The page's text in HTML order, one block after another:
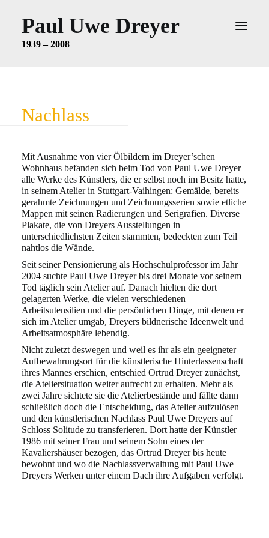
Paul Uwe Dreyer
1939 – 2008
KÜNSTLER
UMFANG
AUFGABEN
WISSENSCHAFTLICHE
BEARBEITERIN
KONTAKT
WERKVERZEICHNIS
Nachlass
Mit Ausnahme von vier Ölbildern im Dreyer’schen
Wohnhaus befanden sich beim Tod von Paul Uwe Dreyer
alle Werke des Künstlers, die er selbst noch im Besitz hatte,
in seinem Atelierin Stuttgart-Vaihingen: Gemälde, bereits
gerahmte Zeichnungen und Zeichnungsserien sowie etliche
Mappen mit seinen Radierungen und Serigrafien. Diverse
Plakate, die von Dreyers Ausstellungen in
unterschiedlichsten Zeiten stammten, bedeckten zum Teil
nahtlos die Wände.
Seit seiner Pensionierung als Hochschulprofessor im Jahr
2004 suchte Paul Uwe Dreyer bis drei Monate vor seinem
Tod täglich sein Atelier auf. Danach hielten die dort
gelagerten Werke, die vielen verschiedenen
Arbeitsutensilien und die persönlichen Dinge, mit denen er
sich im Atelier umgab, Dreyers bildnerische Ideenwelt und
Arbeitsatmosphäre lebendig.
Nicht zuletzt deswegen und weil es ihr als ein geeigneter
Aufbewahrungsort für die künstlerische Hinterlassenschaft
ihres Mannes erschien, entschied Ortrud Dreyer zunächst,
die Ateliersituation weiter aufrecht zu erhalten. Mehr als
zwei Jahre sichtete sie die Atelierbestände und fällte dann
schließlich doch die Entscheidung, das Atelier aufzulösen
und den künstlerischen Nachlass Paul Uwe Dreyers auf
Schloss Solitude zu transferieren. Dort hatte der Künstler
1986 mit seiner Frau und seinem Sohn eines der
Kavaliershäuser bezogen, das Ortrud Dreyer bis heute
bewohnt und wo die Nachlassverwaltung mit Paul Uwe
Dreyers Werken unter einem Dach ihre Aufgaben verfolgt.